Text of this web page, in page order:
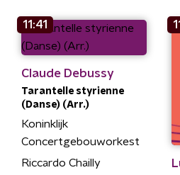
11:41
Claude Debussy
Tarantelle styrienne
(Danse) (Arr.)
Koninklijk
Concertgebouworkest
Riccardo Chailly